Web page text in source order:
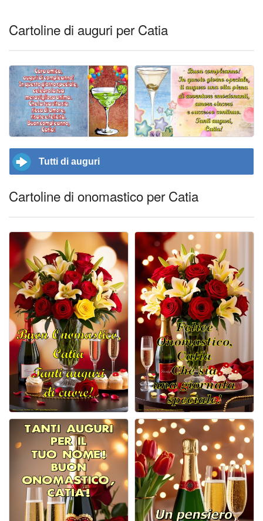
Cartoline di auguri per Catia
Tutti di auguri
Cartoline di onomastico per Catia